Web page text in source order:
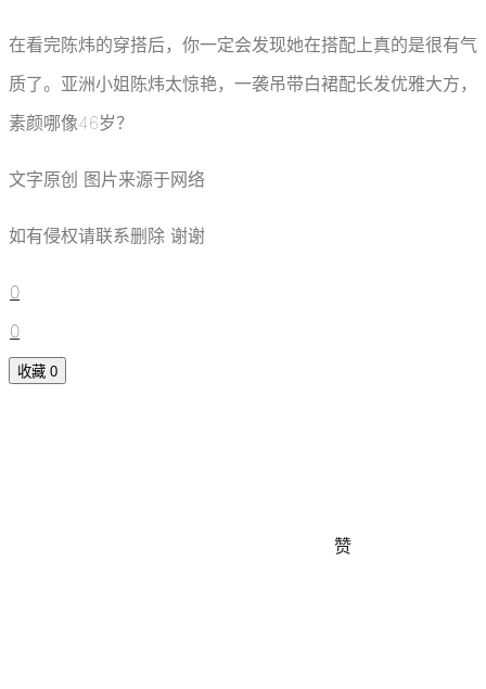
在看完陈炜的穿搭后，你一定会发现她在搭配上真的是很有气
质了。亚洲小姐陈炜太惊艳，一袭吊带白裙配长发优雅大方，
素颜哪像46岁？
文字原创 图片来源于网络
如有侵权请联系删除 谢谢
0
0
收藏 0
赞